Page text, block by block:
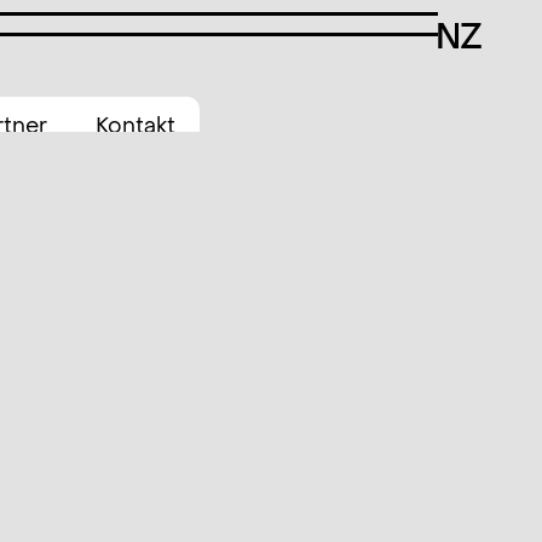
Kontakt